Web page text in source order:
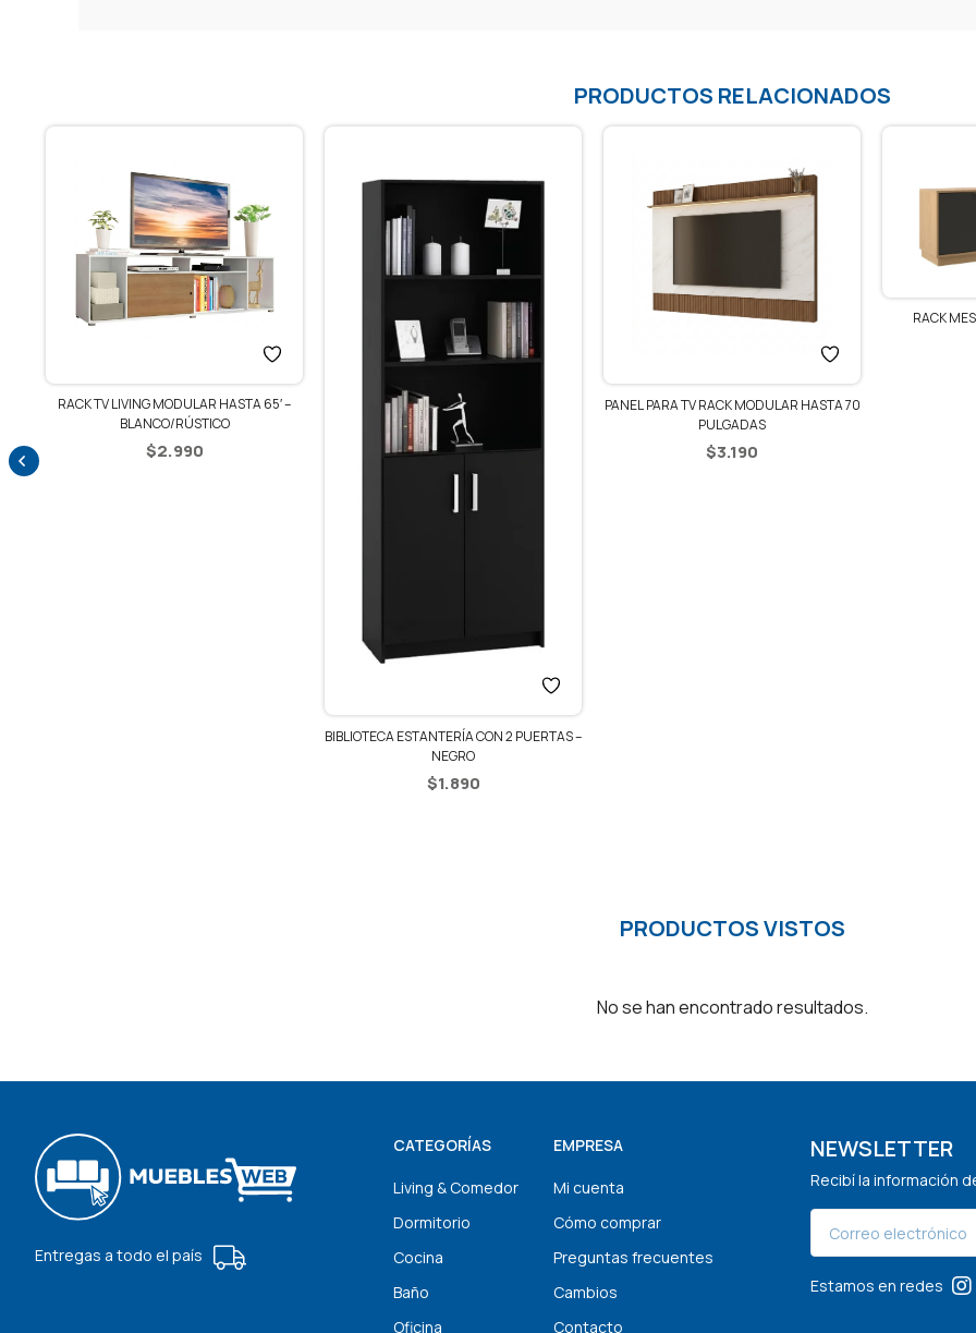
PRODUCTOS RELACIONADOS
RACK TV LIVING MODULAR HASTA 65′ –
BLANCO/RÚSTICO
$2.990
BIBLIOTECA ESTANTERÍA CON 2 PUERTAS –
NEGRO
$1.890
PANEL PARA TV RACK MODULAR HASTA 70
PULGADAS
$3.190
RACK
PRODUCTOS VISTOS
No se han encontrado resultados.
Entregas a todo el país
CATEGORÍAS
Living & Comedor
Dormitorio
Cocina
Baño
Oficina
EMPRESA
Mi cuenta
Cómo comprar
Preguntas frecuentes
Cambios
Contacto
NEWSLETTER
Recibí la información
Estamos en redes